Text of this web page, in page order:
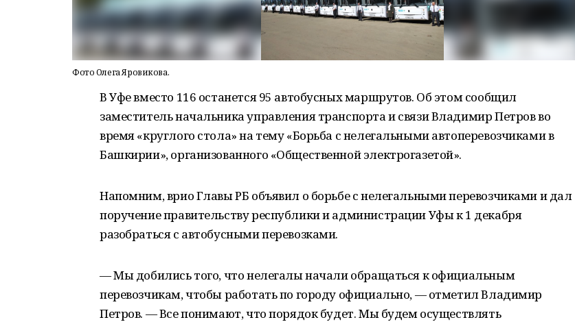
Фото Олега Яровикова.
В Уфе вместо 116 останется 95 автобусных маршрутов. Об этом сообщил
заместитель начальника управления транспорта и связи Владимир Петров во
время «круглого стола» на тему «Борьба с нелегальными автоперевозчиками в
Башкирии», организованного «Общественной электрогазетой».
Напомним, врио Главы РБ объявил о борьбе с нелегальными перевозчиками и дал
поручение правительству республики и администрации Уфы к 1 декабря
разобраться с автобусными перевозками.
— Мы добились того, что нелегалы начали обращаться к официальным
перевозчикам, чтобы работать по городу официально, — отметил Владимир
Петров. — Все понимают, что порядок будет. Мы будем осуществлять